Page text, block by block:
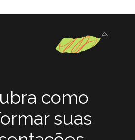
como
suas